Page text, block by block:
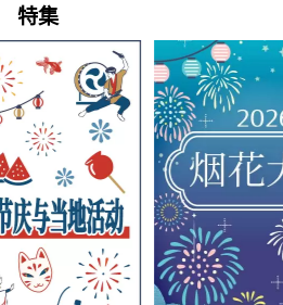
特集